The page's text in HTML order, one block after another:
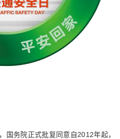
务院正式批复同意自2012年起，